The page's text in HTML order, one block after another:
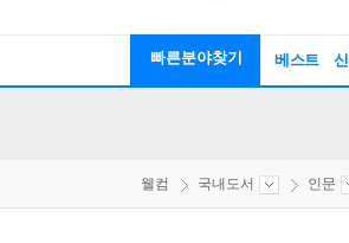
빠른분야찾기 베스트
웰컴 국내도서 인문